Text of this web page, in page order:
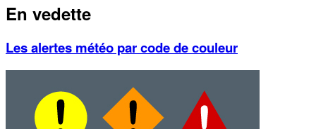
En vedette
Les alertes météo par code de couleur